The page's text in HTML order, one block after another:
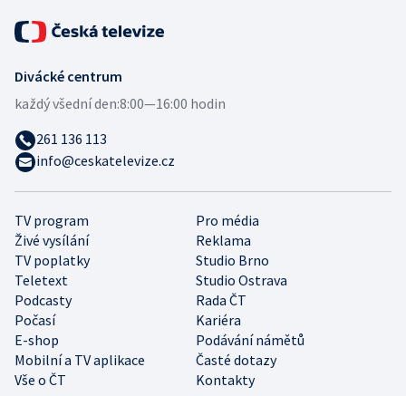
TV program
Pro média
Živé vysílání
Reklama
TV poplatky
Studio Brno
Teletext
Studio Ostrava
Podcasty
Rada ČT
Počasí
Kariéra
E-shop
Podávání námětů
Mobilní a TV aplikace
Časté dotazy
Vše o ČT
Kontakty
Divácké centrum
každý všední den:8:00—16:00 hodin
261 136 113
info@ceskatelevize.cz